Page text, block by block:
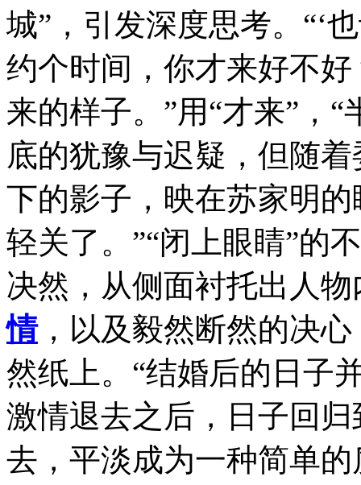
城”，引发深度思考。“‘
约个时间，你才来好不
来的样子。”用“才来”，
底的犹豫与迟疑，但随
下的影子，映在苏家明
轻关了。”“闭上眼睛”的
决然，从侧面衬托出人
情，以及毅然断然的决
然纸上。“结婚后的日子
激情退去之后，日子回
去，平淡成为一种简单